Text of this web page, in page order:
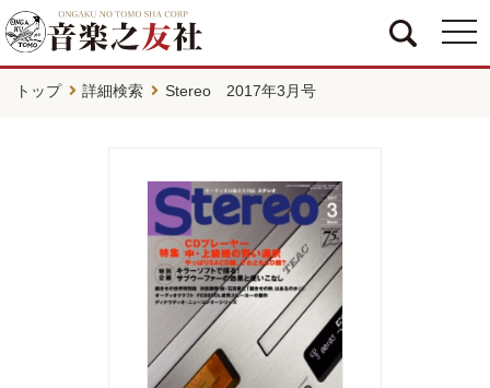
トップ 詳細検索 Stereo 2017年3月号